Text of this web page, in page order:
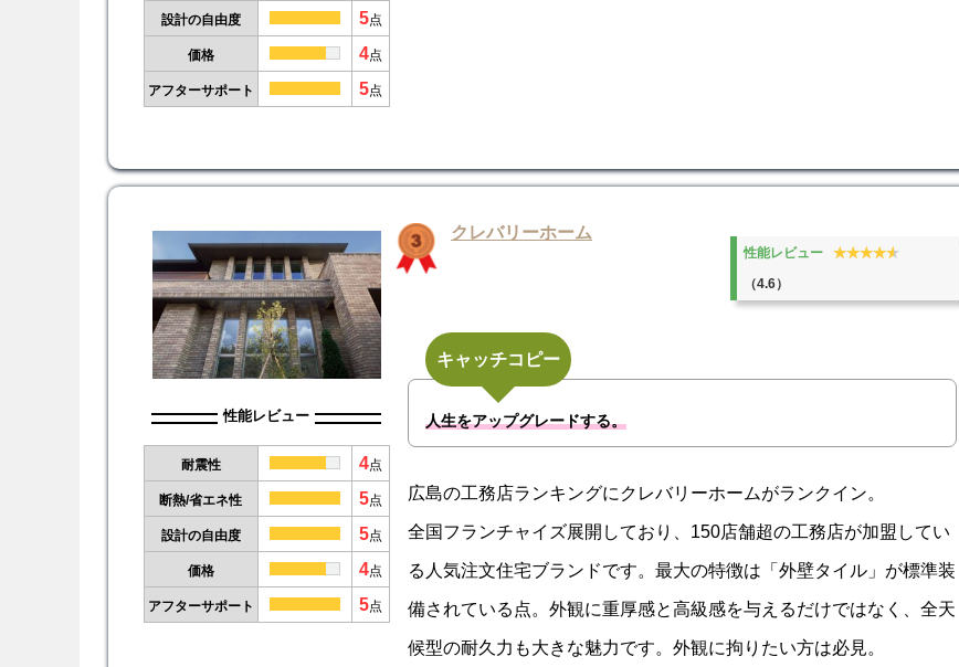
設計の自由度 5点
価格 4点
アフターサポート 5点
クレバリーホーム
性能レビュー ★★★★★
★★★★★
（4.6）
性能レビュー
耐震性 4点
断熱/省エネ性 5点
設計の自由度 5点
価格 4点
アフターサポート 5点
キャッチコピー
人生をアップグレードする。
広島の工務店ランキングにクレバリーホームがランクイン。
全国フランチャイズ展開しており、150店舗超の工務店が加盟してい
る人気注文住宅ブランドです。最大の特徴は「外壁タイル」が標準装
備されている点。外観に重厚感と高級感を与えるだけではなく、全天
候型の耐久力も大きな魅力です。外観に拘りたい方は必見。